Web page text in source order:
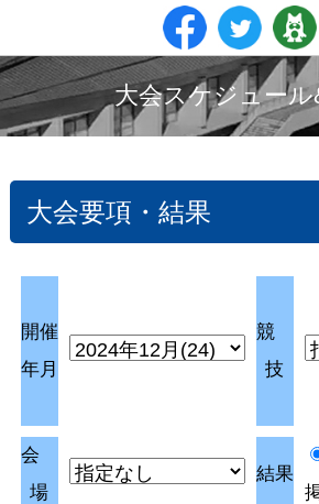
大会スケジュール
大会要項・結果
開催
年月
競
技
会
場
結果